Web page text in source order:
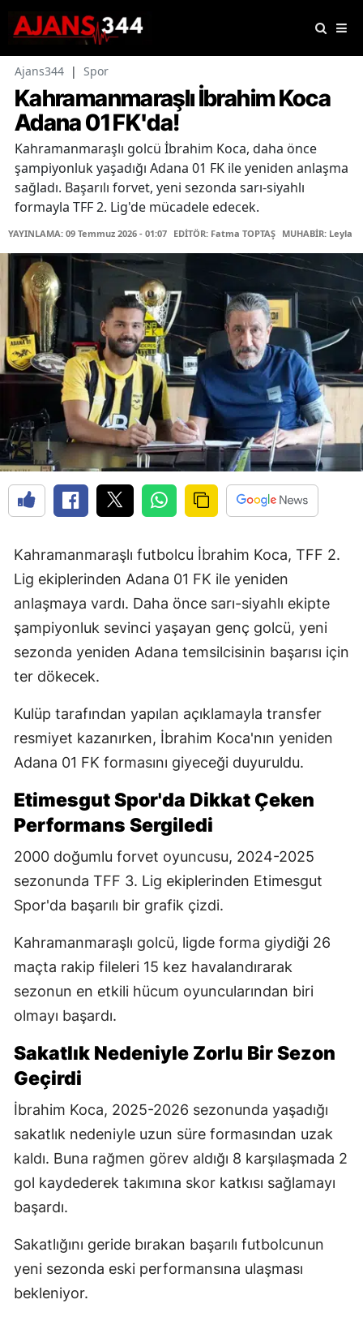
Ajans344 | Spor
Kahramanmaraşlı İbrahim Koca
Adana 01 FK'da!
Kahramanmaraşlı golcü İbrahim Koca, daha önce
şampiyonluk yaşadığı Adana 01 FK ile yeniden anlaşma
sağladı. Başarılı forvet, yeni sezonda sarı-siyahlı
formayla TFF 2. Lig'de mücadele edecek.
YAYINLAMA: 09 Temmuz 2026 - 01:07 EDİTÖR: Fatma TOPTAŞ MUHABİR: Leyla
Kahramanmaraşlı futbolcu İbrahim Koca, TFF 2.
Lig ekiplerinden Adana 01 FK ile yeniden
anlaşmaya vardı. Daha önce sarı-siyahlı ekipte
şampiyonluk sevinci yaşayan genç golcü, yeni
sezonda yeniden Adana temsilcisinin başarısı için
ter dökecek.
Kulüp tarafından yapılan açıklamayla transfer
resmiyet kazanırken, İbrahim Koca'nın yeniden
Adana 01 FK formasını giyeceği duyuruldu.
Etimesgut Spor'da Dikkat Çeken
Performans Sergiledi
2000 doğumlu forvet oyuncusu, 2024-2025
sezonunda TFF 3. Lig ekiplerinden Etimesgut
Spor'da başarılı bir grafik çizdi.
Kahramanmaraşlı golcü, ligde forma giydiği 26
maçta rakip fileleri 15 kez havalandırarak
sezonun en etkili hücum oyuncularından biri
olmayı başardı.
Sakatlık Nedeniyle Zorlu Bir Sezon
Geçirdi
İbrahim Koca, 2025-2026 sezonunda yaşadığı
sakatlık nedeniyle uzun süre formasından uzak
kaldı. Buna rağmen görev aldığı 8 karşılaşmada 2
gol kaydederek takımına skor katkısı sağlamayı
başardı.
Sakatlığını geride bırakan başarılı futbolcunun
yeni sezonda eski performansına ulaşması
bekleniyor.